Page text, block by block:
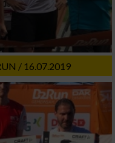
/ 16.07.2019